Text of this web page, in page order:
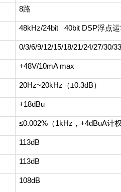
8路
48kHz/24bit 40bit DSP浮点
0/3/6/9/12/15/18/21/24/27/30/
+48V/10mA max
20Hz~20kHz （±0.3dB）
+18dBu
≤0.002%（1kHz，+4dBuA计
113dB
113dB
108dB